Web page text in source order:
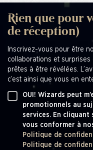
Rien que pour
de réception)
Inscrivez-vous pour être
collaborations et
prêtes à être révélées.
c’est ainsi que vous en
OUI! Wizards peut
promotionnels au
services. En cliquant
vous conformer à
Politique de
Politique de